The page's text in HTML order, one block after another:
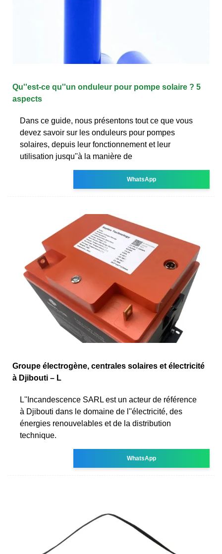
Qu''est-ce qu''un onduleur pour pompe solaire ? 5
aspects
Dans ce guide, nous présentons tout ce que vous
devez savoir sur les onduleurs pour pompes
solaires, depuis leur fonctionnement et leur
utilisation jusqu''à la manière de
WhatsApp
Groupe électrogène, centrales solaires et électricité
à Djibouti – L
L''Incandescence SARL est un acteur de référence
à Djibouti dans le domaine de l''électricité, des
énergies renouvelables et de la distribution
technique.
WhatsApp